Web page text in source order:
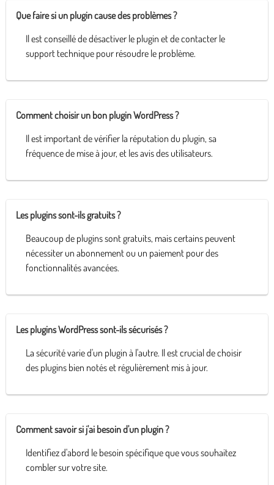
Que faire si un plugin cause des problèmes ?
Il est conseillé de désactiver le plugin et de contacter le
support technique pour résoudre le problème.
Comment choisir un bon plugin WordPress ?
Il est important de vérifier la réputation du plugin, sa
fréquence de mise à jour, et les avis des utilisateurs.
Les plugins sont-ils gratuits ?
Beaucoup de plugins sont gratuits, mais certains peuvent
nécessiter un abonnement ou un paiement pour des
fonctionnalités avancées.
Les plugins WordPress sont-ils sécurisés ?
La sécurité varie d'un plugin à l'autre. Il est crucial de choisir
des plugins bien notés et régulièrement mis à jour.
Comment savoir si j'ai besoin d'un plugin ?
Identifiez d'abord le besoin spécifique que vous souhaitez
combler sur votre site.